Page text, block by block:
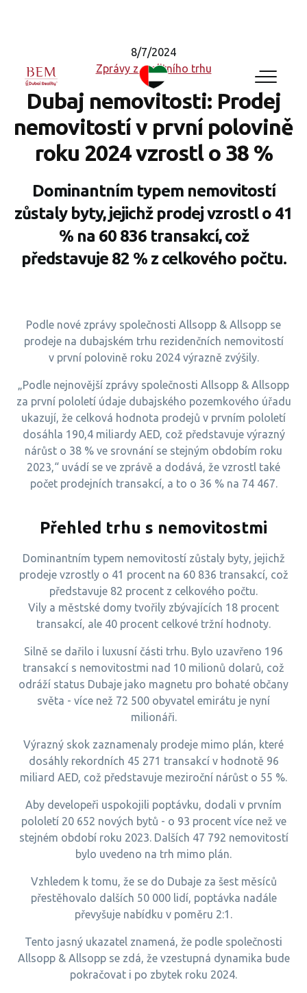
Zprávy z realitního trhu
8/7/2024
Dubaj nemovitosti: Prodej
nemovitostí v první polovině
roku 2024 vzrostl o 38 %
Dominantním typem nemovitostí
zůstaly byty, jejichž prodej vzrostl o 41
% na 60 836 transakcí, což
představuje 82 % z celkového počtu.
Podle nové zprávy společnosti Allsopp & Allsopp se
prodeje na dubajském trhu rezidenčních nemovitostí
v první polovině roku 2024 výrazně zvýšily.
„Podle nejnovější zprávy společnosti Allsopp & Allsopp
za první pololetí údaje dubajského pozemkového úřadu
ukazují, že celková hodnota prodejů v prvním pololetí
dosáhla 190,4 miliardy AED, což představuje výrazný
nárůst o 38 % ve srovnání se stejným obdobím roku
2023,“ uvádí se ve zprávě a dodává, že vzrostl také
počet prodejních transakcí, a to o 36 % na 74 467.
Přehled trhu s nemovitostmi
Dominantním typem nemovitostí zůstaly byty, jejichž
prodeje vzrostly o 41 procent na 60 836 transakcí, což
představuje 82 procent z celkového počtu.
Vily a městské domy tvořily zbývajících 18 procent
transakcí, ale 40 procent celkové tržní hodnoty.
Silně se dařilo i luxusní části trhu. Bylo uzavřeno 196
transakcí s nemovitostmi nad 10 milionů dolarů, což
odráží status Dubaje jako magnetu pro bohaté občany
světa - více než 72 500 obyvatel emirátu je nyní
milionáři.
Výrazný skok zaznamenaly prodeje mimo plán, které
dosáhly rekordních 45 271 transakcí v hodnotě 96
miliard AED, což představuje meziroční nárůst o 55 %.
Aby developeři uspokojili poptávku, dodali v prvním
pololetí 20 652 nových bytů - o 93 procent více než ve
stejném období roku 2023. Dalších 47 792 nemovitostí
bylo uvedeno na trh mimo plán.
Vzhledem k tomu, že se do Dubaje za šest měsíců
přestěhovalo dalších 50 000 lidí, poptávka nadále
převyšuje nabídku v poměru 2:1.
Tento jasný ukazatel znamená, že podle společnosti
Allsopp & Allsopp se zdá, že vzestupná dynamika bude
pokračovat i po zbytek roku 2024.